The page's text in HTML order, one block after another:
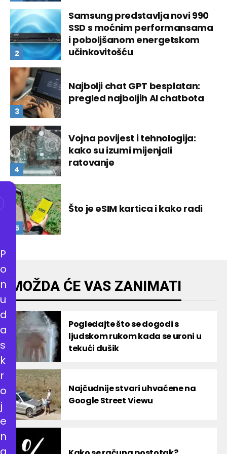
Samsung predstavlja novi 990
SSD s moćnim performansama
i poboljšanom energetskom
učinkovitošću
Najbolji chat GPT besplatan:
pregled najboljih AI chatbota
Vojna povijest i tehnologija:
kako su izumi mijenjali
ratovanje
Što je eSIM kartica i kako radi
MOŽDA ĆE VAS ZANIMATI
Pogledajte što se dogodi s
ljudskom rukom kada se uroni u
tekući dušik
Najčudnije stvari uhvaćene na
Google Street Viewu
P
o
n
u
d
a
s
k
r
o
j
e
n